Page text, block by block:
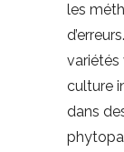
les
variétés
culture
dans